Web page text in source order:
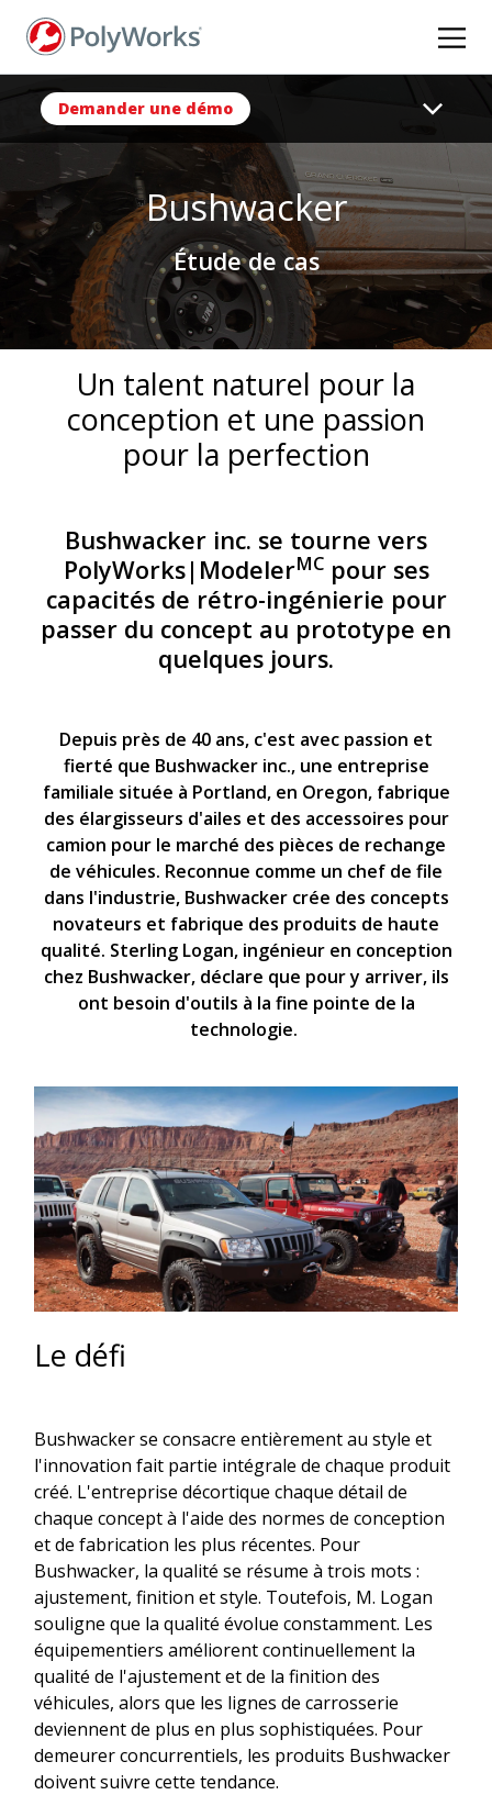
principal
Demander une démo
Bushwacker
Étude de cas
Un talent naturel pour la
conception et une passion
pour la perfection
Bushwacker inc. se tourne vers
PolyWorks|ModelerMCpour ses
capacités de rétro-ingénierie pour
passer du concept au prototype en
quelques jours.
Depuis près de 40 ans, c'est avec passion et
fierté que Bushwacker inc., une entreprise
familiale située à Portland, en Oregon, fabrique
des élargisseurs d'ailes et des accessoires pour
camion pour le marché des pièces de rechange
de véhicules. Reconnue comme un chef de file
dans l'industrie, Bushwacker crée des concepts
novateurs et fabrique des produits de haute
qualité. Sterling Logan, ingénieur en conception
chez Bushwacker, déclare que pour y arriver, ils
ont besoin d'outils à la fine pointe de la
technologie.
Le défi
Bushwacker se consacre entièrement au style et
l'innovation fait partie intégrale de chaque produit
créé. L'entreprise décortique chaque détail de
chaque concept à l'aide des normes de conception
et de fabrication les plus récentes. Pour
Bushwacker, la qualité se résume à trois mots :
ajustement, finition et style. Toutefois, M. Logan
souligne que la qualité évolue constamment. Les
équipementiers améliorent continuellement la
qualité de l'ajustement et de la finition des
véhicules, alors que les lignes de carrosserie
deviennent de plus en plus sophistiquées. Pour
demeurer concurrentiels, les produits Bushwacker
doivent suivre cette tendance.